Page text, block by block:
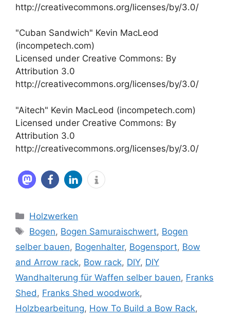
http://creativecommons.org/licenses/by/3.0/
"Cuban Sandwich" Kevin MacLeod
(incompetech.com)
Licensed under Creative Commons: By
Attribution 3.0
http://creativecommons.org/licenses/by/3.0/
"Aitech" Kevin MacLeod (incompetech.com)
Licensed under Creative Commons: By
Attribution 3.0
http://creativecommons.org/licenses/by/3.0/
Kategorien
Holzwerken
Schlagwörter
Bogen, Bogen Samuraischwert, Bogen
selber bauen, Bogenhalter, Bogensport, Bow
and Arrow rack, Bow rack, DIY, DIY
Wandhalterung für Waffen selber bauen, Franks
Shed, Franks Shed woodwork,
Holzbearbeitung, How To Build a Bow Rack,